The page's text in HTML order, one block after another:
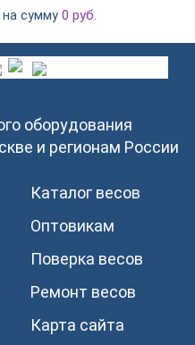
на сумму 0 руб.
оборудования
и регионам России
Каталог весов
Оптовикам
Поверка весов
Ремонт весов
Карта сайта